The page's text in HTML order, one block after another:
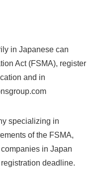
in Japanese can
Act (FSMA), register
and in
specializing in
of the FSMA,
in Japan
deadline.